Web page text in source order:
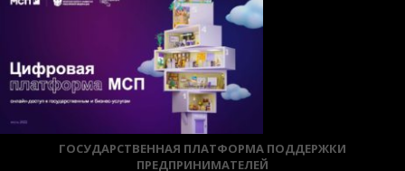
ГОСУДАРСТВЕННАЯ ПЛАТФОРМА ПОДДЕРЖКИ
ПРЕДПРИНИМАТЕЛЕЙ